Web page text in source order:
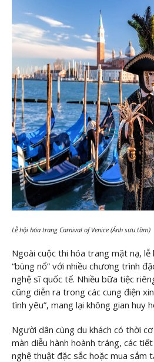
Lễ hội hóa trang Carnival of Venice (Ảnh sưu tầm)
Ngoài cuộc thi hóa trang mặt nạ,
“bùng nổ” với nhiều chương trình
nghệ sĩ quốc tế. Nhiều bữa tiệc
cũng diễn ra trong các cung điện
tình yêu”, mang lại không gian huy
Người dân cùng du khách có thời
màn diễu hành hoành tráng, các
nghệ thuật đặc sắc hoặc mua sắm